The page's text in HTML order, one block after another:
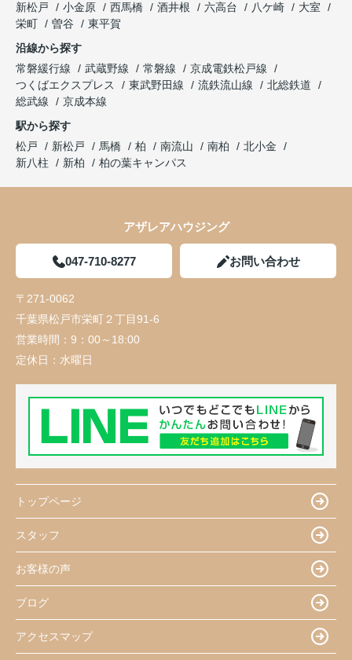
新松戸
小金原 西馬橋 酒井根 六高台 八ケ崎
大室
栄町
曽谷
東平賀
沿線から探す
常磐緩行線
武蔵野線 常磐線
京成電鉄松戸線
つくばエクスプレス
東武野田線 流鉄流山線
北総鉄道
総武線
京成本線
駅から探す
松戸
新松戸 馬橋 柏 南流山 南柏
北小金
新八柱
新柏 柏の葉キャンパス
アザレアハウジング
047-710-8277 お問い合わせ
〒271-0062
千葉県松戸市栄町２丁目91-6
営業時間： 9：00～18:00
定休日： 水曜日
トップページ
スタッフ
お客様の声
ブログ
アクセスマップ